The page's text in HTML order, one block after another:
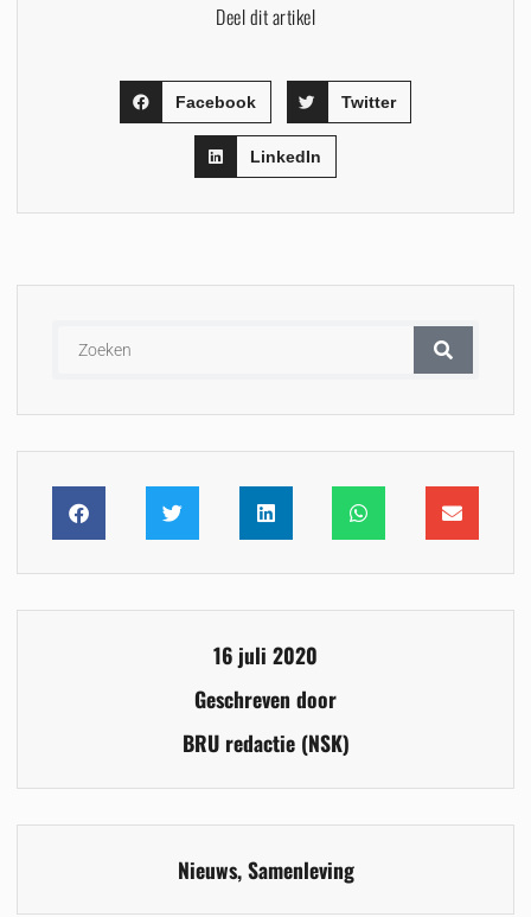
Deel dit artikel
Facebook Twitter
LinkedIn
16 juli 2020
Geschreven door
BRU redactie (NSK)
Nieuws,Samenleving